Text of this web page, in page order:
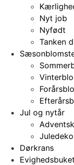
Nyt job
Nyfødt
Tanken
Jul og nytår
Dørkrans
Evighedsbuket